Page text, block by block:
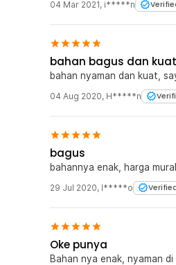
04 Mar 2021, i*****n
bahan bagus dan kuat
bahan nyaman dan kuat,
04 Aug 2020, H*****n
bagus
bahannya enak, harga
29 Jul 2020, l*****o
Oke punya
Bahan nya enak, nyaman